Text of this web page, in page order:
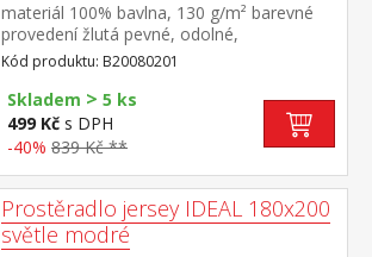
materiál 100% bavlna, 130 g/m² barevné
provedení žlutá pevné, odolné,
stálobarevné, obšito gumou pro matrace
do výšky 25 cm pratelné do 60 °C
Kód produktu: B20080201
Skladem > 5 ks
499 Kč s DPH
-40% 839 Kč **
Prostěradlo jersey IDEAL 180x200
světle modré